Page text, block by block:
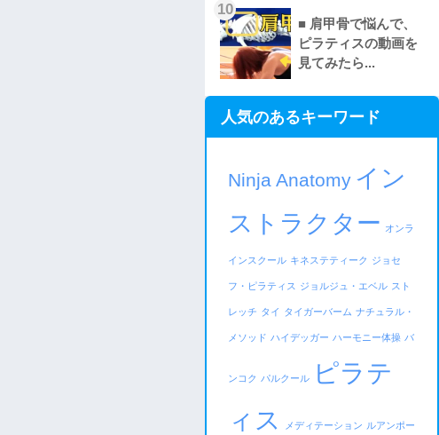
10
■ 肩甲骨で悩んで、
ピラティスの動画を
見てみたら...
人気のあるキーワード
Ninja Anatomy イン
ストラクター オンラ
インスクール キネステティーク ジョセ
フ・ピラティス ジョルジュ・エベル スト
レッチ タイ タイガーバーム ナチュラル・
メソッド ハイデッガー ハーモニー体操 バ
ンコク パルクール
ピラテ
ィス
メディテーション ルアンポー